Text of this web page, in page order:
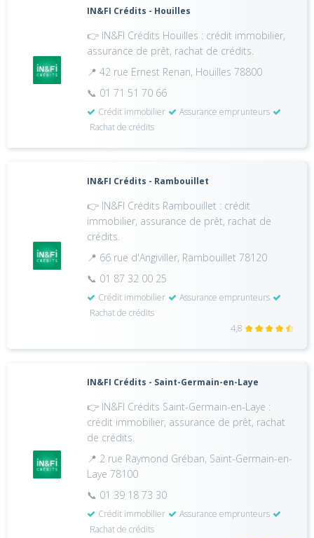
IN&FI Crédits - Houilles
👉 IN&FI Crédits Houilles : crédit immobilier,
assurance de prêt, rachat de crédits.
📍 42 rue Ernest Renan, Houilles 78800
📞 01 71 51 70 66
Crédit immobilier
Assurance emprunteurs
Rachat de crédits
IN&FI Crédits - Rambouillet
👉 IN&FI Crédits Rambouillet : crédit
immobilier, assurance de prêt, rachat de
crédits.
📍 66 rue d'Angiviller, Rambouillet 78120
📞 01 87 32 00 25
Crédit immobilier
Assurance emprunteurs
Rachat de crédits
4,8
IN&FI Crédits - Saint-Germain-en-Laye
👉 IN&FI Crédits Saint-Germain-en-Laye :
crédit immobilier, assurance de prêt, rachat
de crédits.
📍 2 rue Raymond Gréban, Saint-Germain-en-
Laye 78100
📞 01 39 18 73 30
Crédit immobilier
Assurance emprunteurs
Rachat de crédits